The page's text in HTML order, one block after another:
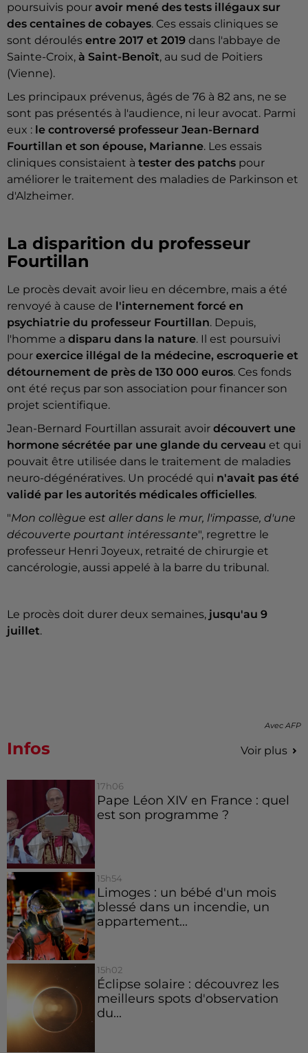
poursuivis pour avoir mené des tests illégaux sur
des centaines de cobayes. Ces essais cliniques se
sont déroulés entre 2017 et 2019 dans l'abbaye de
Sainte-Croix, à Saint-Benoît, au sud de Poitiers
(Vienne).
Les principaux prévenus, âgés de 76 à 82 ans, ne se
sont pas présentés à l'audience, ni leur avocat. Parmi
eux : le controversé professeur Jean-Bernard
Fourtillan et son épouse, Marianne. Les essais
cliniques consistaient à tester des patchs pour
améliorer le traitement des maladies de Parkinson et
d'Alzheimer.
La disparition du professeur
Fourtillan
Le procès devait avoir lieu en décembre, mais a été
renvoyé à cause de l'internement forcé en
psychiatrie du professeur Fourtillan. Depuis,
l'homme a disparu dans la nature. Il est poursuivi
pour exercice illégal de la médecine, escroquerie et
détournement de près de 130 000 euros. Ces fonds
ont été reçus par son association pour financer son
projet scientifique.
Jean-Bernard Fourtillan assurait avoir découvert une
hormone sécrétée par une glande du cerveau et qui
pouvait être utilisée dans le traitement de maladies
neuro-dégénératives. Un procédé qui n'avait pas été
validé par les autorités médicales officielles.
"Mon collègue est aller dans le mur, l'impasse, d'une
découverte pourtant intéressante", regrettre le
professeur Henri Joyeux, retraité de chirurgie et
cancérologie, aussi appelé à la barre du tribunal.
Le procès doit durer deux semaines, jusqu'au 9
juillet.
Avec AFP
Infos Voir plus
17h06
Pape Léon XIV en France : quel
est son programme ?
15h54
Limoges : un bébé d'un mois
blessé dans un incendie, un
appartement...
15h02
Éclipse solaire : découvrez les
meilleurs spots d'observation
du...